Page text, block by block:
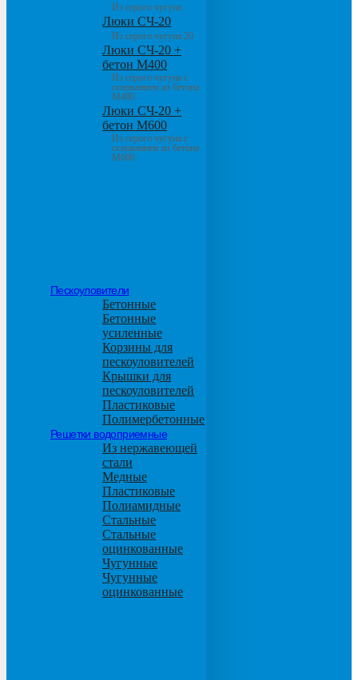
Из серого чугуна
Люки СЧ-20
Из серого чугуна 20
Люки СЧ-20 +
бетон М400
Из серого чугуна с
основанием из бетона
М400
Люки СЧ-20 +
бетон М600
Из серого чугуна с
основанием из бетона
М600
Пескоуловители
Бетонные
Бетонные
усиленные
Корзины для
пескоуловителей
Крышки для
пескоуловителей
Пластиковые
Полимербетонные
Решетки водоприемные
Из нержавеющей
стали
Медные
Пластиковые
Полиамидные
Стальные
Стальные
оцинкованные
Чугунные
Чугунные
оцинкованные